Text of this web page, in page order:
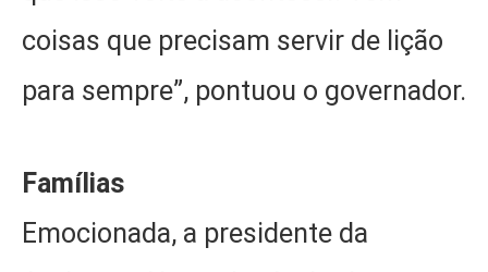
coisas que precisam servir de lição
para sempre”, pontuou o governador.
Famílias
Emocionada, a presidente da